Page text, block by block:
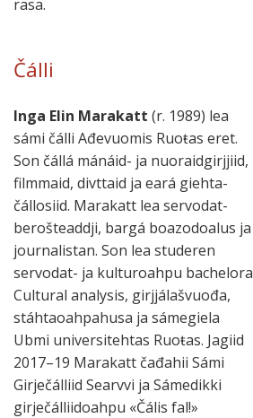
rasa.
Čálli
Inga Elin Marakatt (r. 1989) lea
sámi čálli Ađevuomis Ruoŧas eret.
Son čállá mánáid- ja nuo­raid­girj­jiid,
film­maid, divt­taid ja eará giehta­
čállo­siid. Marakatt lea servo­dat­
beroš­tead­dji, bargá boazo­doa­lus ja
journa­lis­tan. Son lea stude­ren
servo­dat- ja kul­tur­oahpu bache­lora
Cultural analysis, girjjá­laš­vuođa,
stáhta­oahpa­husa ja sáme­giela
Ubmi uni­versi­teh­tas Ruoŧas. Jagiid
2017–19 Marakatt čađa­hii Sámi
Girječálliid Searvvi ja Sámedikki
girje­čál­liid­oahpu «Čális fal!»